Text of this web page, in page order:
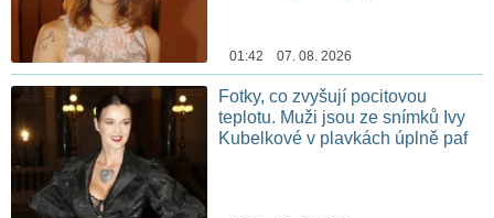
01:42 07. 08. 2026
Fotky, co zvyšují pocitovou
teplotu. Muži jsou ze snímků Ivy
Kubelkové v plavkách úplně paf